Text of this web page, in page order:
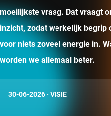
moeilijkste vraag. Dat vraagt
inzicht, zodat werkelijk begrip
voor niets zoveel energie in.
worden we allemaal beter.
30-06-2026 · VISIE